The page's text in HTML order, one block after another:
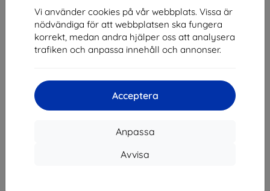
Vi använder cookies på vår webbplats. Vissa är
nödvändiga för att webbplatsen ska fungera
korrekt, medan andra hjälper oss att analysera
trafiken och anpassa innehåll och annonser.
Acceptera
Anpassa
Avvisa
Shield-SK s.r.o.
Organisationsnummer:46701494
Momsregistreringsnummer:SK2023549671
Kontakt